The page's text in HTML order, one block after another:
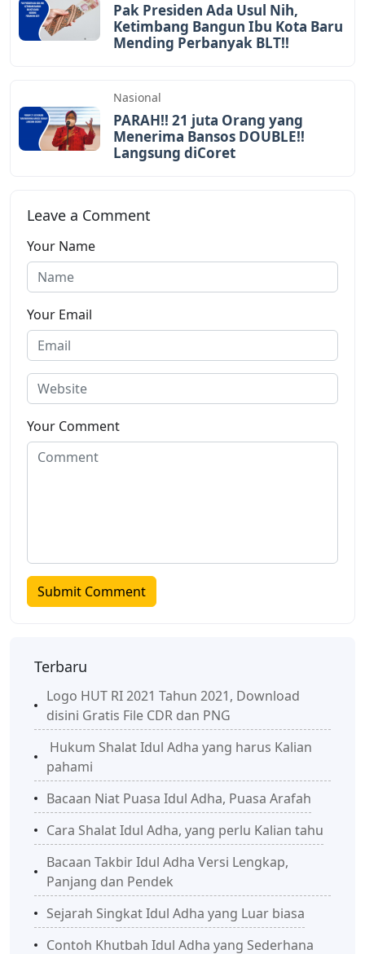
Pak Presiden Ada Usul Nih,
Ketimbang Bangun Ibu Kota Baru
Mending Perbanyak BLT!!
Nasional
PARAH!! 21 juta Orang yang
Menerima Bansos DOUBLE!!
Langsung diCoret
Leave a Comment
Your Name
Your Email
Your Comment
Terbaru
Logo HUT RI 2021 Tahun 2021, Download
disini Gratis File CDR dan PNG
Hukum Shalat Idul Adha yang harus Kalian
pahami
Bacaan Niat Puasa Idul Adha, Puasa Arafah
Cara Shalat Idul Adha, yang perlu Kalian tahu
Bacaan Takbir Idul Adha Versi Lengkap,
Panjang dan Pendek
Sejarah Singkat Idul Adha yang Luar biasa
Contoh Khutbah Idul Adha yang Sederhana